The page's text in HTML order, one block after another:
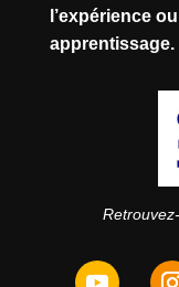
l’expérience
apprentissage.